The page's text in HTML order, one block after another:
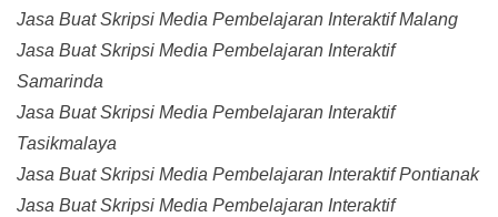
Jasa Buat Skripsi Media Pembelajaran Interaktif Malang
Jasa Buat Skripsi Media Pembelajaran Interaktif
Samarinda
Jasa Buat Skripsi Media Pembelajaran Interaktif
Tasikmalaya
Jasa Buat Skripsi Media Pembelajaran Interaktif Pontianak
Jasa Buat Skripsi Media Pembelajaran Interaktif